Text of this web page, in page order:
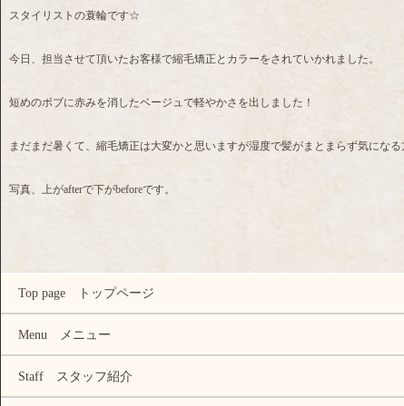
スタイリストの蓑輪です☆
今日、担当させて頂いたお客様で縮毛矯正とカラーをされていかれました。
短めのボブに赤みを消したベージュで軽やかさを出しました！
まだまだ暑くて、縮毛矯正は大変かと思いますが湿度で髪がまとまらず気にな
写真、上がafterで下がbeforeです。
Top page トップページ
Menu メニュー
Staff スタッフ紹介